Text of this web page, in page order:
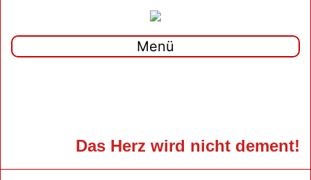
Menü
Das Herz wird nicht dement!